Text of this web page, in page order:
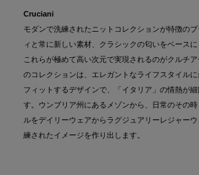
Cruciani
モダンで洗練されたニットコレクションが特徴の
ィと常に新しい素材、クラシックの匂いをベースに
これらが極めて高い次元で実現されるのがクルチ
のコレクションは、エレガントなライフスタイル
フィットするデザインで、「イタリア」の情熱が
す。ウンブリア州にあるメゾンから、日常のその
ルをデイリーウェアからラグジュアリーレジャー
練されたイメージを作り出します。